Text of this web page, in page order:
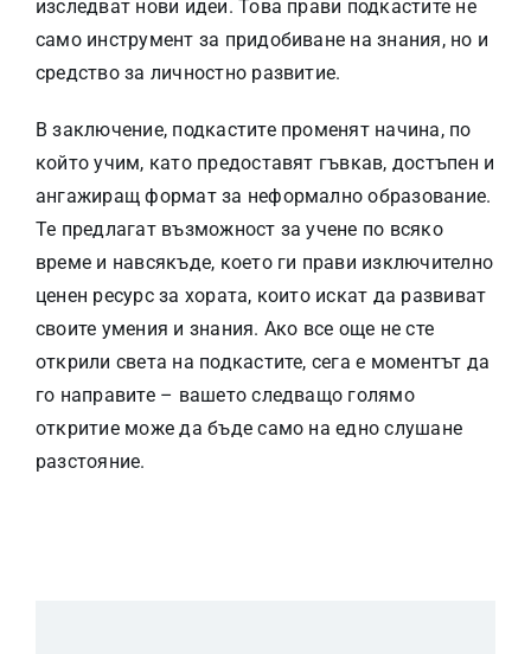
изследват нови идеи. Това прави подкастите не
само инструмент за придобиване на знания, но и
средство за личностно развитие.
В заключение, подкастите променят начина, по
който учим, като предоставят гъвкав, достъпен и
ангажиращ формат за неформално образование.
Те предлагат възможност за учене по всяко
време и навсякъде, което ги прави изключително
ценен ресурс за хората, които искат да развиват
своите умения и знания. Ако все още не сте
открили света на подкастите, сега е моментът да
го направите – вашето следващо голямо
откритие може да бъде само на едно слушане
разстояние.